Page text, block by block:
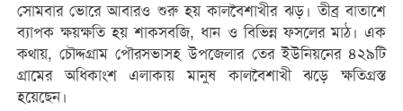
সোমবার ভোরে আবারও শুরু হয় কালবৈশাখীর ঝড়। তীব্র বাতাশে
ব্যাপক ক্ষয়ক্ষতি হয় শাকসবজি, ধান ও বিভিন্ন ফসলের মাঠ। এক
কথায়, চৌদ্দগ্রাম পৌরসভাসহ উপজেলার তের ইউনিয়নের ৪২৯টি
গ্রামের অধিকাংশ এলাকায় মানুষ কালবৈশাখী ঝড়ে ক্ষতিগ্রস্ত
হয়েছেন।